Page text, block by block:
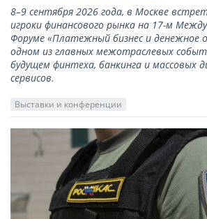
8–9 сентября 2026 года, в Москве
игроки финансового рынка на 17-м
Форуме «Платежный бизнес и денежное
одном из главных межотраслевых
будущем финтеха, банкинга и массовых
сервисов.
Выставки и конференции